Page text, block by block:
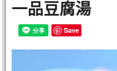
一品豆腐湯
Save